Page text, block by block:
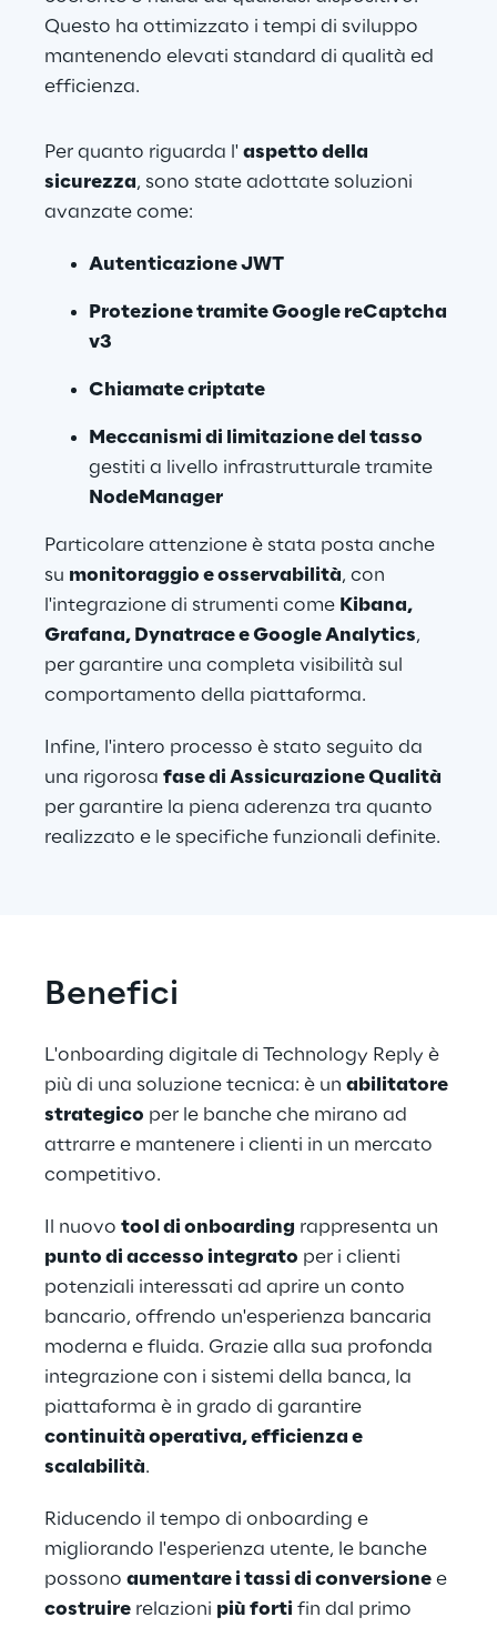
Questo ha ottimizzato i tempi di sviluppo
mantenendo elevati standard di qualità ed
efficienza.
Per quanto riguarda l' aspetto della
sicurezza, sono state adottate soluzioni
avanzate come:
Autenticazione JWT
Protezione tramite Google reCaptcha
v3
Chiamate criptate
Meccanismi di limitazione del tasso
gestiti a livello infrastrutturale tramite
NodeManager
Particolare attenzione è stata posta anche
su monitoraggio e osservabilità, con
l'integrazione di strumenti come Kibana,
Grafana, Dynatrace e Google Analytics,
per garantire una completa visibilità sul
comportamento della piattaforma.
Infine, l'intero processo è stato seguito da
una rigorosa fase di Assicurazione Qualità
per garantire la piena aderenza tra quanto
realizzato e le specifiche funzionali definite.
Benefici
L'onboarding digitale di Technology Reply è
più di una soluzione tecnica: è un abilitatore
strategico per le banche che mirano ad
attrarre e mantenere i clienti in un mercato
competitivo.
Il nuovo tool di onboarding rappresenta un
punto di accesso integrato per i clienti
potenziali interessati ad aprire un conto
bancario, offrendo un'esperienza bancaria
moderna e fluida. Grazie alla sua profonda
integrazione con i sistemi della banca, la
piattaforma è in grado di garantire
continuità operativa, efficienza e
scalabilità.
Riducendo il tempo di onboarding e
migliorando l'esperienza utente, le banche
possono aumentare i tassi di conversione e
costruire relazioni più forti fin dal primo